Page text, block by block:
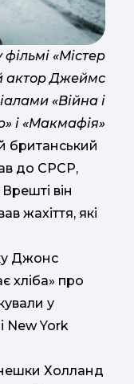
фільмі «Містер
актор Джеймс
«Війна і
і «Макмафія»
британський
до СРСР,
він
жахіття, які
Джонс
хліба» про
у
New York
Холланд